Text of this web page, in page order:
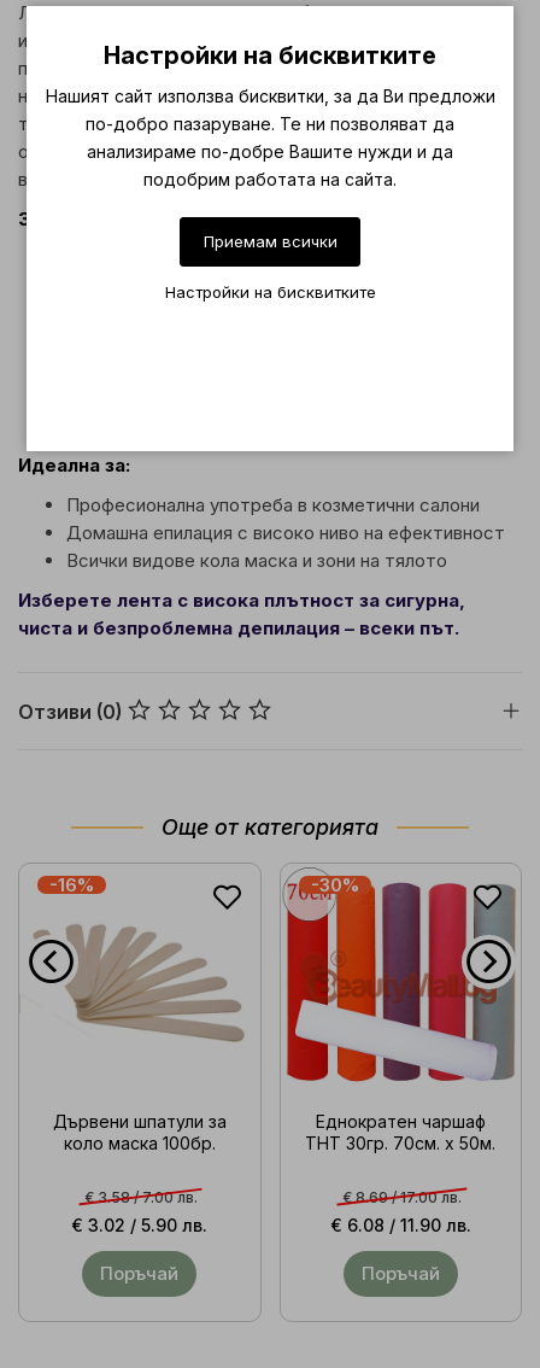
Лентата за кола маска на ролка (100 метра) е
изработена от висококачествен нетъкан текстил с
плътност 90 гр, осигуряваща изключителна здравина и
надеждност. Благодарение на високата си плътност,
тази лента прилепва идеално към кола маската, като я
отстранява ефективно, без да се накъсва или пропуска
восък.
Защо да изберем тази лента за депилация?
Плътност 90 гр – устойчива, плътна и икономична
Голяма ролка (100 м) – идеална за натоварена
Идеална за:
Професионална употреба в козметични салони
Домашна епилация с високо ниво на ефективност
Всички видове кола маска и зони на тялото
Изберете лента с висока плътност за сигурна,
чиста и безпроблемна депилация – всеки път.
Отзиви (0)
Още от категорията
-16%
Дървени шпатули за
коло маска 100бр.
€ 3.58 /7.00 лв.
€ 3.02 /5.90 лв.
Поръчай
-30%
Еднократен чаршаф
ТНТ 30гр. 70см. x 50м.
€ 8.69 /17.00 лв.
€ 6.08 / 11.90 лв.
Поръчай
Настройки на бисквитките
Нашият сайт използва бисквитки, за да Ви предложи
по-добро пазаруване. Те ни позволяват да
анализираме по-добре Вашите нужди и да
подобрим работата на сайта.
Приемам всички
Настройки на бисквитките